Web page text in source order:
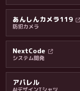
料金・保証・ご案内
あんしんカメラ119
防犯カメラ
NextCode
システム開発
アパレル